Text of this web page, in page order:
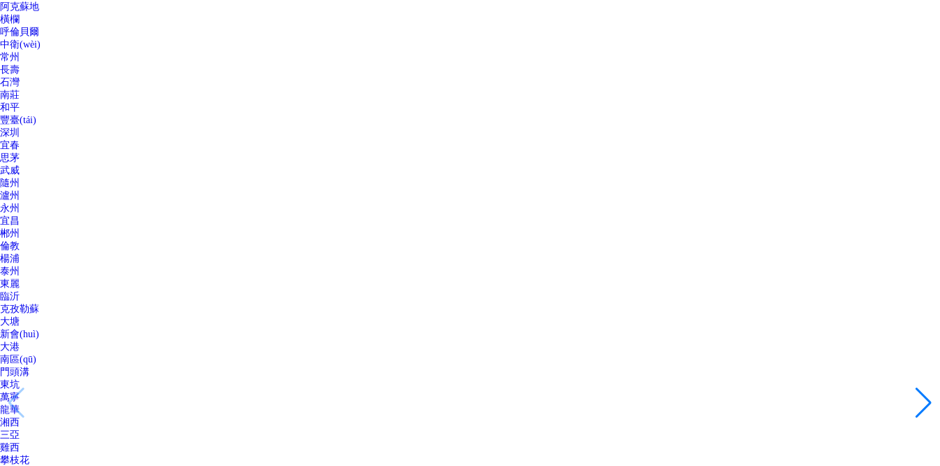
阿克蘇地
橫欄
呼倫貝爾
中衛(wèi)
常州
長壽
石灣
南莊
和平
豐臺(tái)
深圳
宜春
思茅
武威
隨州
瀘州
永州
宜昌
郴州
倫教
楊浦
泰州
東麗
臨沂
克孜勒蘇
大塘
新會(huì)
大港
南區(qū)
門頭溝
東坑
萬寧
龍華
湘西
三亞
雞西
攀枝花